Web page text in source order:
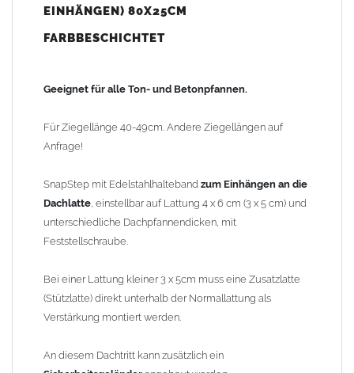
SnapStep, der Steigtritt zumEinhängen
Extremwitterungsbeständigundlanglebig.
Breite Gummiprofile an den Halterungen schützen die
Dachpfannenoberfläche vor Beschädigung.
Die Trittflächen sind stand- und rutschsicher profiliert.
Material: Aluminiumguss, plus Pulverbeschichtung
05 schwarz, 11 kupfer, 12 kastanienbraun (bitte im
Laufrostbreite: 250mm
Dachneigung: 0-60° einstellbar
EINHÄNGEN) 80X25CM
FARBBESCHICHTET
Geeignet für alle Ton- und Betonpfannen.
Für Ziegellänge 40-49cm. Andere Ziegellängen auf
Anfrage!
SnapStep mit Edelstahlhalteband zum Einhängen an die
Dachlatte , einstellbar auf Lattung 4 x 6 cm (3 x 5 cm) und
unterschiedliche Dachpfannendicken, mit
Feststellschraube.
Bei einer Lattung kleiner 3 x 5cm muss eine Zusatzlatte
(Stützlatte) direkt unterhalb der Normallattung als
Verstärkung montiert werden.
An diesem Dachtritt kann zusätzlich ein